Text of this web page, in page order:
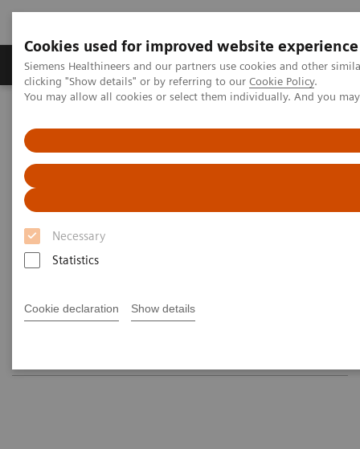
Cookies used for improved website experience
Siemens Healthineers and our partners use cookies and other
clicking "Show details" or by referring to our Cookie Policy.
You may allow all cookies or select them individually. And you
Necessary
Statistics
Cookie declaration Show details
Продукты и решения Клинические
Компьютерная томография
Опции и обновления
Компьютерная томография — программное обеспечение для
клинического применения
syngo
syngo.CT Vascular Analysis
Описание Особенности